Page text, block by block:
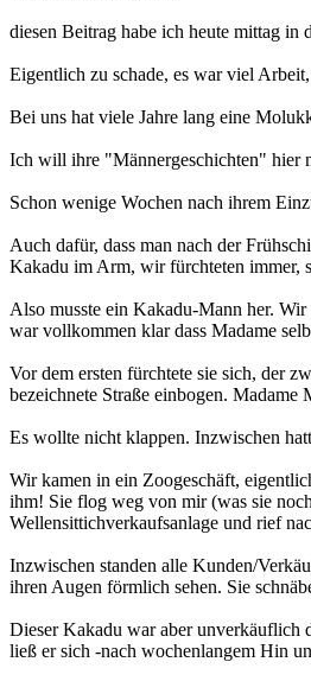
diesen Beitrag habe ich heute mittag in
Eigentlich zu schade, es war viel
Bei uns hat viele Jahre lang eine
Ich will ihre "Männergeschichten" hier
Schon wenige Wochen nach ihrem
Auch dafür, dass man nach der
Kakadu im Arm, wir fürchteten immer,
Also musste ein Kakadu-Mann her.
war vollkommen klar dass Madame
Vor dem ersten fürchtete sie sich, der
bezeichnete Straße einbogen. Madame
Es wollte nicht klappen. Inzwischen
Wir kamen in ein Zoogeschäft,
ihm! Sie flog weg von mir (was sie
Wellensittichverkaufsanlage und rief
Inzwischen standen alle Kunden/
ihren Augen förmlich sehen. Sie
Dieser Kakadu war aber unverkäuflich
ließ er sich -nach wochenlangem Hin